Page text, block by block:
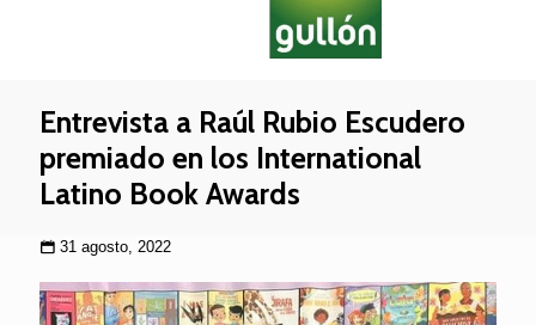
Entrevista a Raúl Rubio Escudero
premiado en los International
Latino Book Awards
31 agosto, 2022